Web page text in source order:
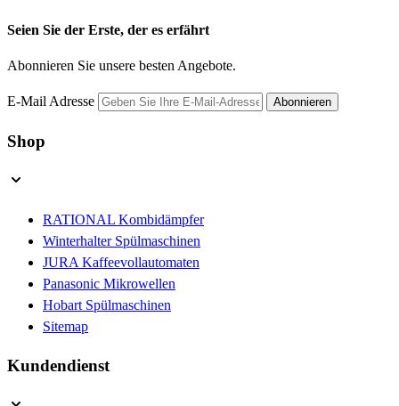
Seien Sie der Erste, der es erfährt
Abonnieren Sie unsere besten Angebote.
E-Mail Adresse Abonnieren
Shop
RATIONAL Kombidämpfer
Winterhalter Spülmaschinen
JURA Kaffeevollautomaten
Panasonic Mikrowellen
Hobart Spülmaschinen
Sitemap
Kundendienst